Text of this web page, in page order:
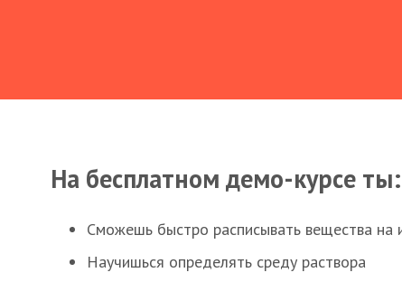
На бесплатном демо-курсе ты:
Сможешь быстро расписывать вещества на
Научишься определять среду раствора